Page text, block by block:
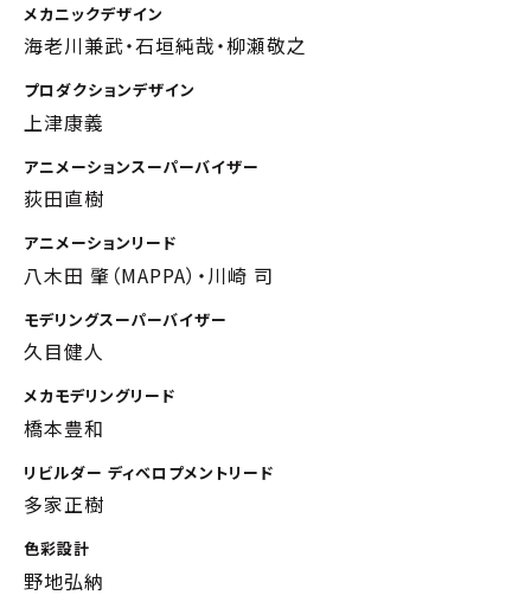
メカニックデザイン
海老川兼武・石垣純哉・柳瀬敬之
プロダクションデザイン
上津康義
アニメーションスーパーバイザー
荻田直樹
アニメーションリード
八木田 肇（MAPPA）・川崎 司
モデリングスーパーバイザー
久目健人
メカモデリングリード
橋本豊和
リビルダー ディベロプメントリード
多家正樹
色彩設計
野地弘納